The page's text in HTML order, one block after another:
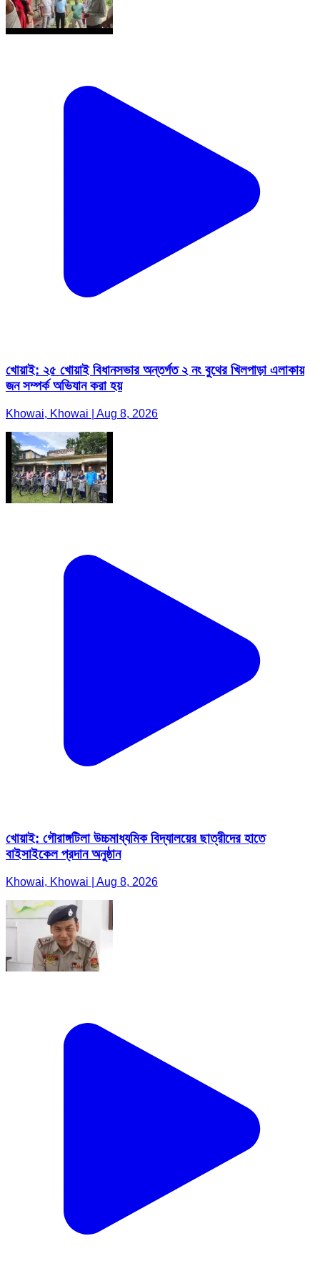
খোয়াই: ২৫ খোয়াই বিধানসভার অন্তর্গত ২ নং বুথের খিলপাড়া এলাকায়
জন সম্পর্ক অভিযান করা হয়
Khowai, Khowai | Aug 8, 2026
খোয়াই: গৌরাঙ্গটিলা উচ্চমাধ্যমিক বিদ্যালয়ের ছাত্রীদের হাতে
বাইসাইকেল প্রদান অনুষ্ঠান
Khowai, Khowai | Aug 8, 2026